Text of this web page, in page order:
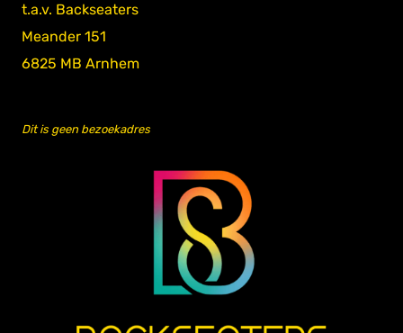
t.a.v. Backseaters
Meander 151
6825 MB Arnhem
Dit is geen bezoekadres